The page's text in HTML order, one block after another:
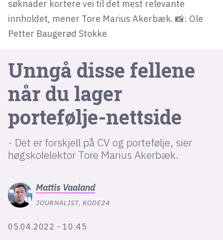
søknader kortere vei til det mest relevante
innholdet, mener Tore Marius Akerbæk. 📸: Ole
Petter Baugerød Stokke
Unngå disse fellene
når du lager
portefølje-nettside
- Det er forskjell på CV og portefølje, sier
høgskolelektor Tore Marius Akerbæk.
Mattis Vaaland
JOURNALIST, KODE24
05.04.2022 - 10:45
lys modus
nyhetsbrev
kode24-klubben
LinkedIn
Bluesky
Facebook
annonseguide
suksesshistorier
Bli firmapartner